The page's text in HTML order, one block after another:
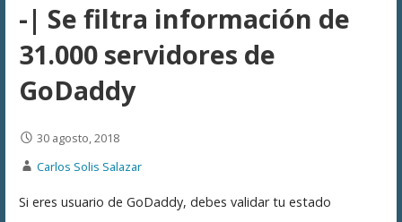
-| Se filtra información de
31.000 servidores de
GoDaddy
30 agosto, 2018
Carlos Solis Salazar
Si eres usuario de GoDaddy, debes validar tu estado